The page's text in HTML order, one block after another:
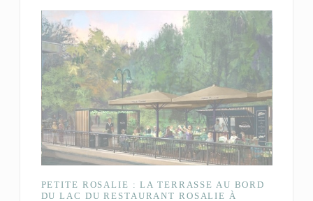
PETITE ROSALIE : LA TERRASSE AU BORD
DU LAC DU RESTAURANT ROSALIE À